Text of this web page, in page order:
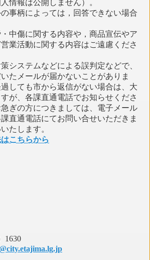
情報は公開しません）。
事柄によっては，回答できない場合
中傷に関する内容や，商品宣伝やア
業活動に関する内容はご遠慮くださ
システムなどによる誤判定などで、
たメールが届かないことがありま
しても市から返信がない場合は、大
が、各課直通電話でお知らせくださ
ぎの方につきましては、電子メール
直通電話にてお問い合せいただきま
たします。
こちらから
1630